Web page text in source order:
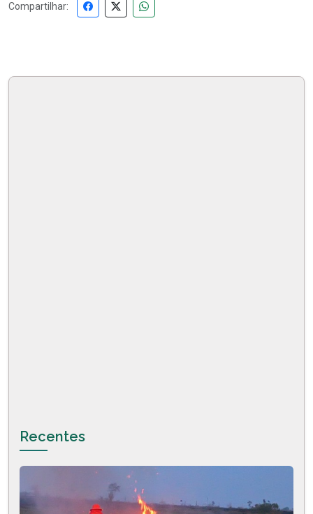
Compartilhar:
Recentes